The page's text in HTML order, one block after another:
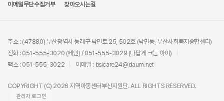
이메일무단수집거부 찾아오시는길
주소 : (47880) 부산광역시 동래구 낙민로 25, 502호 (낙민동, 부산사회복지종합센터)
전화 : 051-555-3020 (메인) / 051-555-3029 (나답게 크는 아이)
팩스 : 051-555-3022
이메일 : bsicare24@daum.net
COPYRIGHT (C) 2026 지역아동센터부산지원단. ALL RIGHTS RESERVED.
관리자 로그인